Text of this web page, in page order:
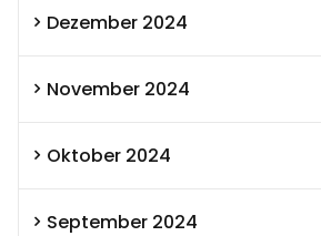
Dezember 2024
November 2024
Oktober 2024
September 2024